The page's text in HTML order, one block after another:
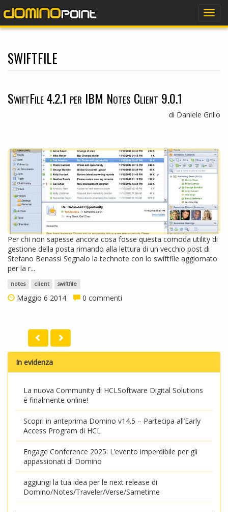
swiftfile
SwiftFile 4.2.1 per IBM Notes Client 9.0.1
di Daniele Grillo
Per chi non sapesse ancora cosa fosse questa comoda utility di
gestione della posta rimando alla lettura di un vecchio post di
Stefano Benassi Segnalo la technote con lo swiftfile aggiornato
per la r...
notes client swiftfile
Maggio 6 2014 0 commenti
In evidenza
La nuova Community di HCLSoftware Digital Solutions
è finalmente online!
Scopri in anteprima Domino v14.5 – Partecipa all’Early
Access Program di HCL
Engage Conference 2025: L’evento imperdibile per gli
appassionati di Domino
aggiungi la tua idea per le next release di
Domino/Notes/Traveler/Verse/Sametime